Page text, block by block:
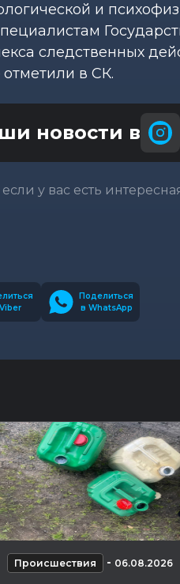
и
следственных
в СК.
новости в
если у вас есть
Поделиться
в WhatsApp
Происшествия - 06.08.2026